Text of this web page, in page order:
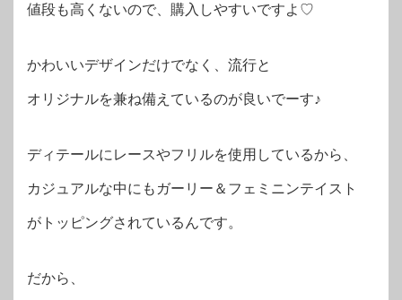
値段も高くないので、購入しやすいですよ♡
かわいいデザインだけでなく、流行と
オリジナルを兼ね備えているのが良いでーす♪
ディテールにレースやフリルを使用しているから、
カジュアルな中にもガーリー＆フェミニンテイスト
がトッピングされているんです。
だから、